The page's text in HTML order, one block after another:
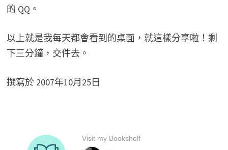
的 QQ。
以上就是我每天都會看到的桌面，就這樣分享啦！剩
下三分鐘，交件去。
撰寫於 2007年10月25日